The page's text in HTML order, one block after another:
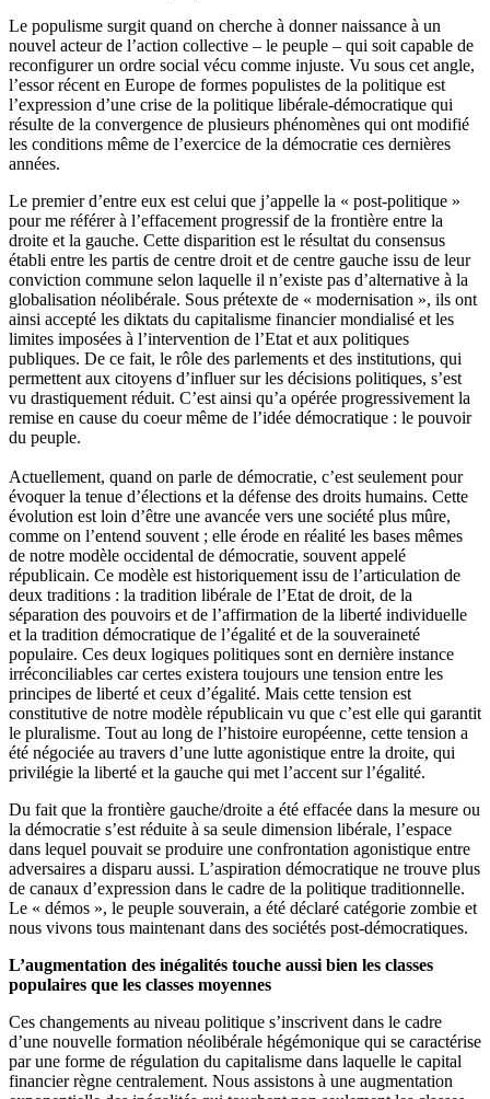
Le populisme surgit quand on cherche à donner naissance à un
nouvel acteur de l’action collective – le peuple – qui soit capable de
reconfigurer un ordre social vécu comme injuste. Vu sous cet angle,
l’essor récent en Europe de formes populistes de la politique est
l’expression d’une crise de la politique libérale-démocratique qui
résulte de la convergence de plusieurs phénomènes qui ont modifié
les conditions même de l’exercice de la démocratie ces dernières
années.
Le premier d’entre eux est celui que j’appelle la « post-politique »
pour me référer à l’effacement progressif de la frontière entre la
droite et la gauche. Cette disparition est le résultat du consensus
établi entre les partis de centre droit et de centre gauche issu de leur
conviction commune selon laquelle il n’existe pas d’alternative à la
globalisation néolibérale. Sous prétexte de « modernisation », ils ont
ainsi accepté les diktats du capitalisme financier mondialisé et les
limites imposées à l’intervention de l’Etat et aux politiques
publiques. De ce fait, le rôle des parlements et des institutions, qui
permettent aux citoyens d’influer sur les décisions politiques, s’est
vu drastiquement réduit. C’est ainsi qu’a opérée progressivement la
remise en cause du coeur même de l’idée démocratique : le pouvoir
du peuple.
Actuellement, quand on parle de démocratie, c’est seulement pour
évoquer la tenue d’élections et la défense des droits humains. Cette
évolution est loin d’être une avancée vers une société plus mûre,
comme on l’entend souvent ; elle érode en réalité les bases mêmes
de notre modèle occidental de démocratie, souvent appelé
républicain. Ce modèle est historiquement issu de l’articulation de
deux traditions : la tradition libérale de l’Etat de droit, de la
séparation des pouvoirs et de l’affirmation de la liberté individuelle
et la tradition démocratique de l’égalité et de la souveraineté
populaire. Ces deux logiques politiques sont en dernière instance
irréconciliables car certes existera toujours une tension entre les
principes de liberté et ceux d’égalité. Mais cette tension est
constitutive de notre modèle républicain vu que c’est elle qui garantit
le pluralisme. Tout au long de l’histoire européenne, cette tension a
été négociée au travers d’une lutte agonistique entre la droite, qui
privilégie la liberté et la gauche qui met l’accent sur l’égalité.
Du fait que la frontière gauche/droite a été effacée dans la mesure ou
la démocratie s’est réduite à sa seule dimension libérale, l’espace
dans lequel pouvait se produire une confrontation agonistique entre
adversaires a disparu aussi. L’aspiration démocratique ne trouve plus
de canaux d’expression dans le cadre de la politique traditionnelle.
Le « démos », le peuple souverain, a été déclaré catégorie zombie et
nous vivons tous maintenant dans des sociétés post-démocratiques.
L’augmentation des inégalités touche aussi bien les classes
populaires que les classes moyennes
Ces changements au niveau politique s’inscrivent dans le cadre
d’une nouvelle formation néolibérale hégémonique qui se caractérise
par une forme de régulation du capitalisme dans laquelle le capital
financier règne centralement. Nous assistons à une augmentation